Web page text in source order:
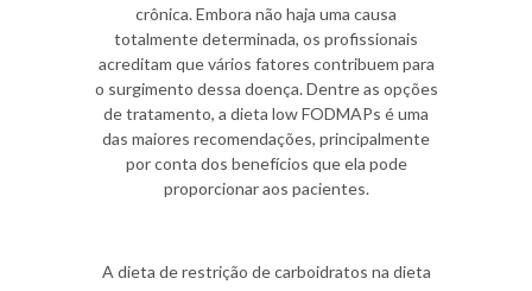
crônica. Embora não haja uma causa
totalmente determinada, os profissionais
acreditam que vários fatores contribuem para
o surgimento dessa doença. Dentre as opções
de tratamento, a dieta low FODMAPs é uma
das maiores recomendações, principalmente
por conta dos benefícios que ela pode
proporcionar aos pacientes.
A dieta de restrição de carboidratos na dieta